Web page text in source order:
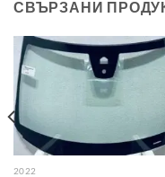
СВЪРЗАНИ
2022